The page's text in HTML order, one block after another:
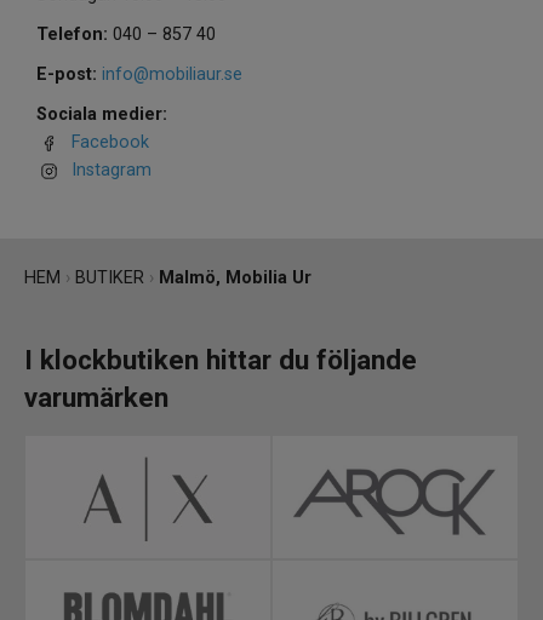
Telefon: 040 – 857 40
E-post: info@mobiliaur.se
Sociala medier:
Facebook
Instagram
HEM › BUTIKER › Malmö, Mobilia Ur
I klockbutiken hittar du följande
varumärken